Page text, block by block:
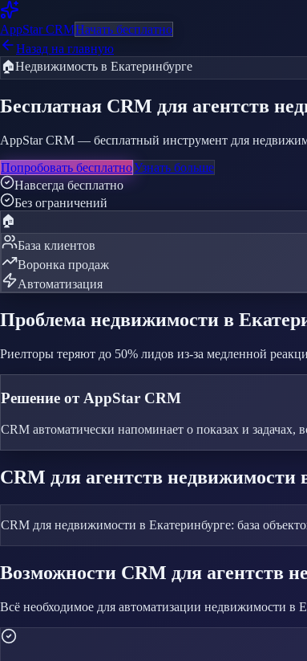
AppStarCRMНачать бесплатно
Назад на главную
🏠Недвижимость в Екатеринбурге
Бесплатная CRM для агентств
AppStar CRM — бесплатный инструмент для
Попробовать бесплатноУзнать больше
Навсегда бесплатно
Без ограничений
🏠
База клиентов
Воронка продаж
Автоматизация
Проблема недвижимости в
Риелторы теряют до 50% лидов из-за медленной
Решение от AppStar CRM
CRM автоматически напоминает о показах и задачах,
CRM для агентств недвижимости
CRM для недвижимости в Екатеринбурге: база
Возможности CRM для агентств
Всё необходимое для автоматизации недвижимости в